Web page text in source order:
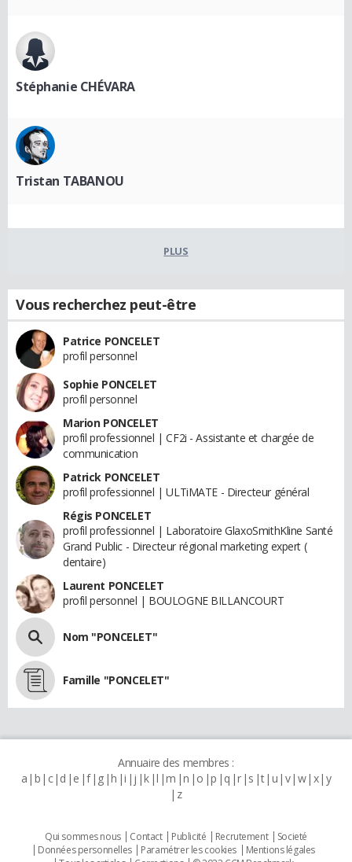
Stéphanie CHÉVARA
Tristan TABANOU
PLUS
Vous recherchez peut-être
Patrice PONCELET
profil personnel
Sophie PONCELET
profil personnel
Marion PONCELET
profil professionnel | CF2i - Assistante et chargée de
communication
Patrick PONCELET
profil professionnel | ULTiMATE - Directeur général
Régis PONCELET
profil professionnel | Laboratoire GlaxoSmithKline Santé
Grand Public - Directeur régional marketing expert (
dentaire)
Laurent PONCELET
profil personnel | BOULOGNE BILLANCOURT
Nom "PONCELET"
Famille "PONCELET"
Annuaire des membres :
a b c d e f g h i j k l m n o p q r s t u v w x y
z
Qui sommes nous Contact Publicité Recrutement
Societé
Données personnelles
Paramétrer les cookies
Mentions légales